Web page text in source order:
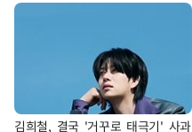
김희철, 결국 '거꾸로 태극기' 사과